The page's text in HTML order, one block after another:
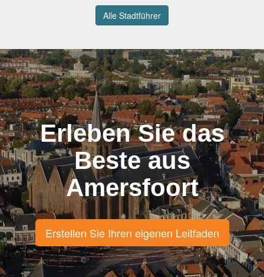
Alle Stadtführer
Erleben Sie das
Beste aus
Amersfoort
Erstellen Sie Ihren eigenen Leitfaden